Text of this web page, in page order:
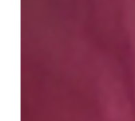
다. 각 주제 발표 후 이
유산연구원장) ▲이주민(
좌장을 맡아 종합토론을
밀히 얽힌 해석의 동력으